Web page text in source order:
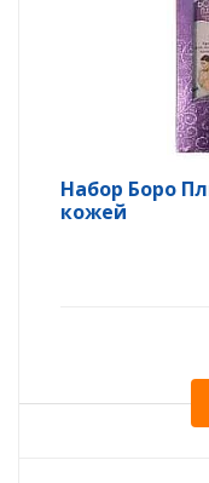
Набор Боро
кожей